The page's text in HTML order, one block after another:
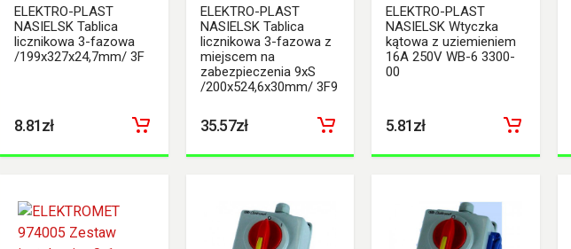
ELEKTRO-PLAST
NASIELSK Tablica
licznikowa 3-fazowa
/199x327x24,7mm/ 3F
8.81zł
ELEKTRO-PLAST
NASIELSK Tablica
licznikowa 3-fazowa z
miejscem na
zabezpieczenia 9xS
/200x524,6x30mm/ 3F9
35.57zł
ELEKTRO-PLAST
NASIELSK Wtyczka
kątowa z uziemieniem
16A 250V WB-6 3300-
00
5.81zł